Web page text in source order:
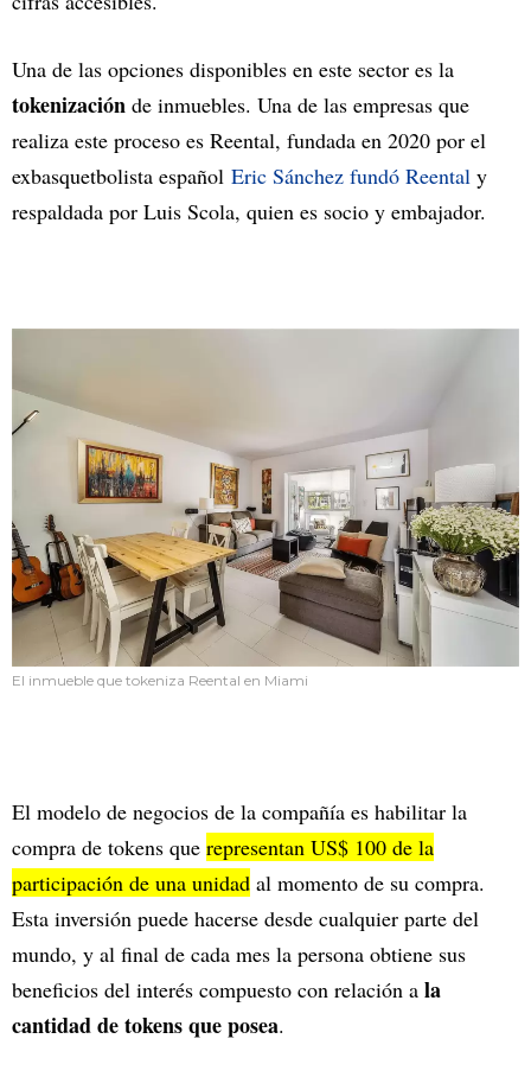
Una de las opciones disponibles en este sector es la
tokenización de inmuebles. Una de las empresas que
realiza este proceso es Reental, fundada en 2020 por el
exbasquetbolista español Eric Sánchez fundó Reental y
respaldada por Luis Scola, quien es socio y embajador.
El inmueble que tokeniza Reental en Miami
El modelo de negocios de la compañía es habilitar la
compra de tokens que representan US$ 100 de la
participación de una unidad al momento de su compra.
Esta inversión puede hacerse desde cualquier parte del
mundo, y al final de cada mes la persona obtiene sus
beneficios del interés compuesto con relación a la
cantidad de tokens que posea.